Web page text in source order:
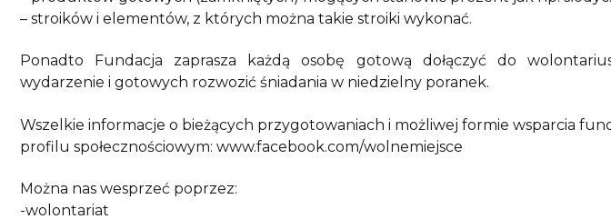
– stroików i elementów, z których można takie stroiki wykonać.
Ponadto Fundacja zaprasza każdą osobę gotową dołączyć do
wydarzenie i gotowych rozwozić śniadania w niedzielny poranek.
Wszelkie informacje o bieżących przygotowaniach i możliwej formie wsparcia
profilu społecznościowym: www.facebook.com/wolnemiejsce
Można nas wesprzeć poprzez:
-wolontariat